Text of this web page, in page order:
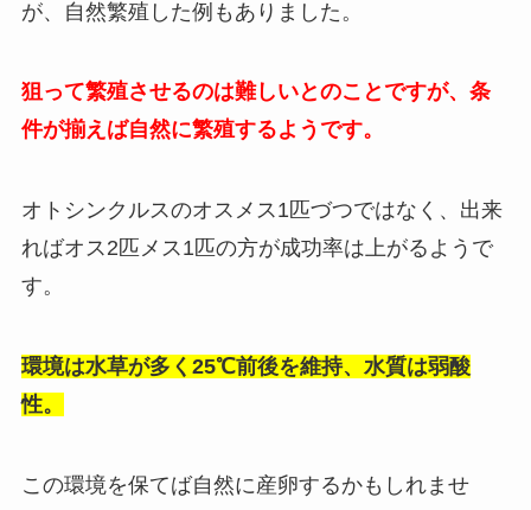
が、自然繁殖した例もありました。
狙って繁殖させるのは難しいとのことですが、条
件が揃えば自然に繁殖するようです。
オトシンクルスのオスメス1匹づつではなく、出来
ればオス2匹メス1匹の方が成功率は上がるようで
す。
環境は水草が多く25℃前後を維持、水質は弱酸
性。
この環境を保てば自然に産卵するかもしれませ